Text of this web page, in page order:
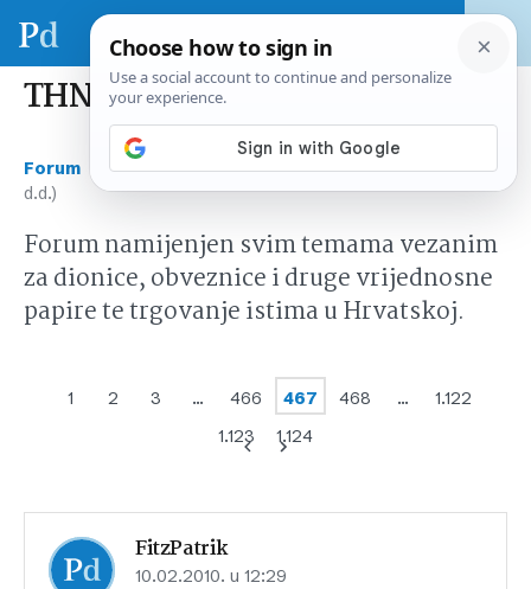
THNK (Tehnika d.d.)
Forum Tržište kapitala Hrvatska ›
THNK (Tehnika
d.d.)
Forum namijenjen svim temama vezanim
za dionice, obveznice i druge vrijednosne
papire te trgovanje istima u Hrvatskoj.
1 2 3 … 466 467 468 …
1.122
1.123
1.124
FitzPatrik
10.02.2010. u 12:29